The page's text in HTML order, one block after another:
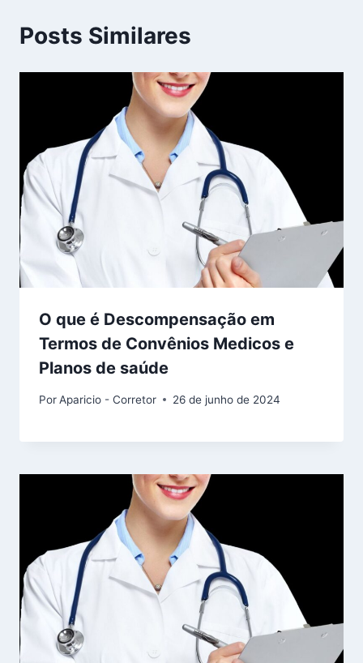
Posts Similares
O que é Descompensação em
Termos de Convênios Medicos e
Planos de saúde
PorAparicio - Corretor 26 de junho de 2024